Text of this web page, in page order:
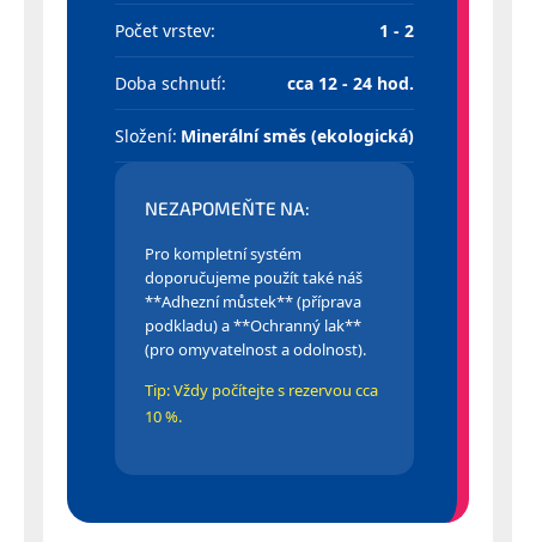
Počet vrstev: 1 - 2
Doba schnutí: cca 12 - 24 hod.
Složení: Minerální směs (ekologická)
NEZAPOMEŇTE NA:
Pro kompletní systém
doporučujeme použít také náš
**Adhezní můstek** (příprava
podkladu) a **Ochranný lak**
(pro omyvatelnost a odolnost).
Tip: Vždy počítejte s rezervou cca
10 %.